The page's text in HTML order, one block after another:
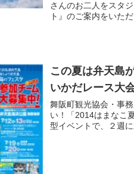
さんのお二人をスタ
ト』のご案内をいた
この夏は弁天島
いかだレース大
舞阪町観光協会・事
い！「2014はまなこ
型イベントで、２週